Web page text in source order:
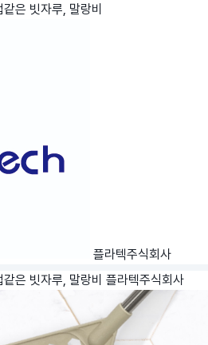
은 빗자루, 말랑비
플라텍주식회사
은 빗자루, 말랑비 플라텍주식회사